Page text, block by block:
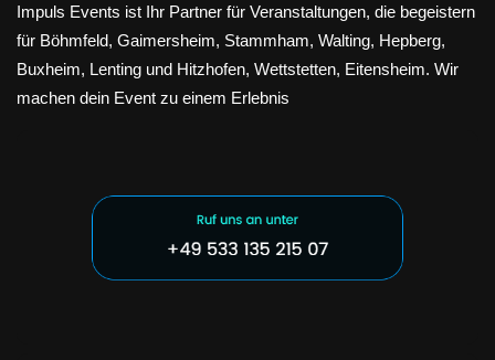
Impuls Events ist Ihr Partner für Veranstaltungen, die begeistern
für Böhmfeld, Gaimersheim, Stammham, Walting, Hepberg,
Buxheim, Lenting und Hitzhofen, Wettstetten, Eitensheim. Wir
machen dein Event zu einem Erlebnis